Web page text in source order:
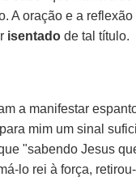
A oração e a
isentado de tal título.
a manifestar
mim um sinal
"sabendo Jesus
lo rei à força,